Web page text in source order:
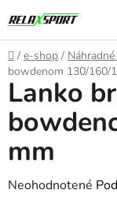
na
obsah
Domov
/ e-shop /
bowdenom 130/160/
Lanko
mm
Priemerné
Neohodnotené